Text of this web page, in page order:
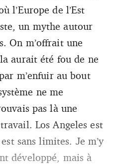
l’Europe de l’Est
un mythe autour
On m’offrait une
aurait été fou de ne
m’enfuir au bout
ne me
pas là une
Los Angeles est
sans limites. Je m’y
développé, mais à